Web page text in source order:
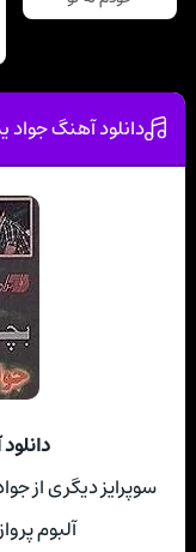
دانلود آهنگ
سوپرایز دیگری از
آلبوم